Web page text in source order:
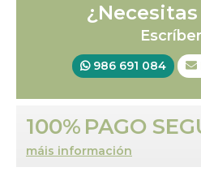
986 691 084
100% PAGO
máis información